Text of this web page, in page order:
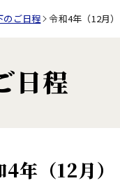
のご日程 令和4年（12月）
日程
年（12月）